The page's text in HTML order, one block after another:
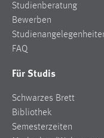
Studienberatung
Bewerben
FAQ
Für Studis
Schwarzes Brett
Bibliothek
Semesterzeiten